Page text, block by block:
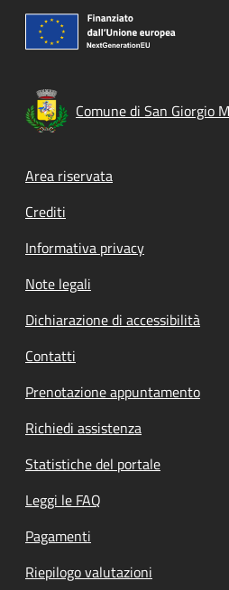
Comune di San Giorgio
Footer menu
Area riservata
Crediti
Informativa privacy
Note legali
Dichiarazione di accessibilità
Contatti
Prenotazione appuntamento
Richiedi assistenza
Statistiche del portale
Leggi le FAQ
Pagamenti
Riepilogo valutazioni